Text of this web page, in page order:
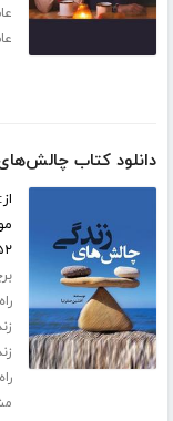
دانلود کتاب
از:
۱۵۲